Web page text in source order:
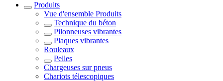
Produits
Vue d'ensemble Produits
Technique du béton
Pilonneuses vibrantes
Plaques vibrantes
Rouleaux
Pelles
Chargeuses sur pneus
Chariots télescopiques